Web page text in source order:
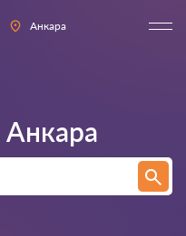
Анкара
Анкара